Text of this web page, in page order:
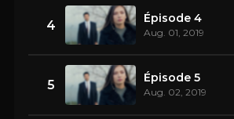
4 Épisode 4
Aug. 01, 2019
5 Épisode 5
Aug. 02, 2019